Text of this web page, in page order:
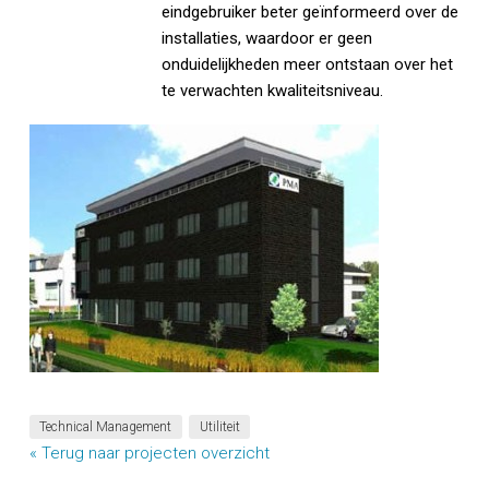
eindgebruiker beter geïnformeerd over de
installaties, waardoor er geen
onduidelijkheden meer ontstaan over het
te verwachten kwaliteitsniveau.
Technical Management Utiliteit
« Terug naar projecten overzicht